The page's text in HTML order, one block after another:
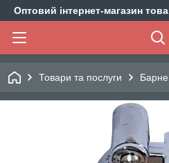
Оптовий інтернет-магазин
Товари та послуги